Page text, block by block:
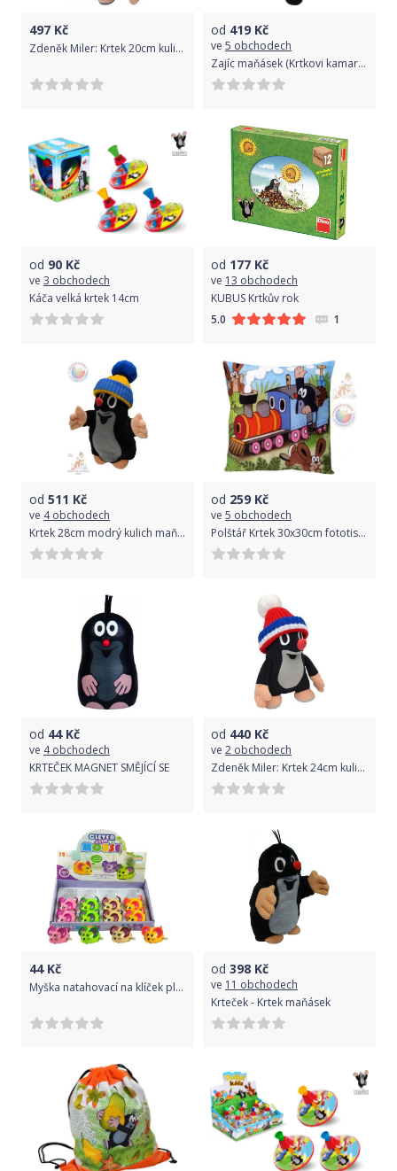
497 Kč
Zdeněk Miler: Krtek 20cm kulich červeno-žlutý
od 419 Kč
ve 5 obchodech
Zajíc maňásek (Krtkovi kamarádi)
od 90 Kč
ve 3 obchodech
Káča velká krtek 14cm
od 177 Kč
ve 13 obchodech
KUBUS Krtkův rok
5.0
1
od 511 Kč
ve 4 obchodech
Krtek 28cm modrý kulich maňásek
od 259 Kč
ve 5 obchodech
Polštář Krtek 30x30cm fototisk - více druhů
od 44Kč
ve 4 obchodech
KRTEČEK MAGNET SMĚJÍCÍ SE
od 440 Kč
ve 2 obchodech
Zdeněk Miler: Krtek 24cm kulich červený-trikolóra
44Kč
Myška natahovací na klíček plastová na kolečkách vrtí ocáskem 4 barvy
od 398 Kč
ve 11 obchodech
Krteček - Krtek maňásek